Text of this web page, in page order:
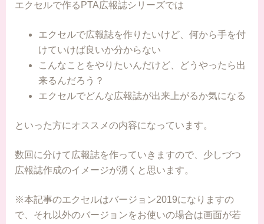
エクセルで作るPTA広報誌シリーズでは
エクセルで広報誌を作りたいけど、何から手を付
けていけば良いか分からない
こんなことをやりたいんだけど、どうやったら出
来るんだろう？
エクセルでどんな広報誌が出来上がるか気になる
といった方にオススメの内容になっています。
数回に分けて広報誌を作っていきますので、少しづつ
広報誌作成のイメージが湧くと思います。
※本記事のエクセルはバージョン2019になりますの
で、それ以外のバージョンをお使いの場合は画面が若